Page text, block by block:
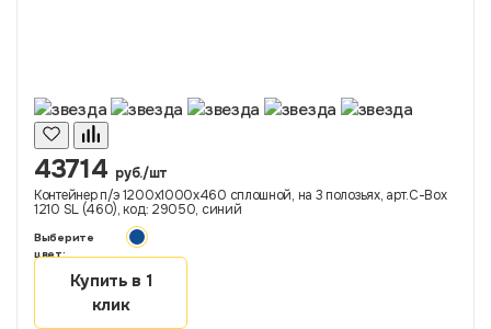
43714 руб./шт
Контейнер п/э 1200х1000х460 сплошной, на 3 полозьях, арт.C-Box
1210 SL (460), код: 29050, синий
Выберите
цвет:
Купить в 1
клик